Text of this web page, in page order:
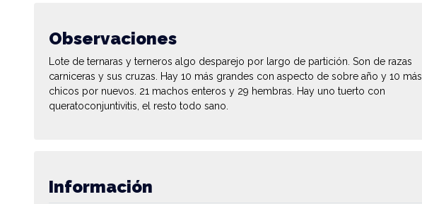
Observaciones
Lote de ternaras y terneros algo desparejo por largo de partición. Son de razas
carniceras y sus cruzas. Hay 10 más grandes con aspecto de sobre año y 10 más
chicos por nuevos. 21 machos enteros y 29 hembras. Hay uno tuerto con
queratoconjuntivitis, el resto todo sano.
Información